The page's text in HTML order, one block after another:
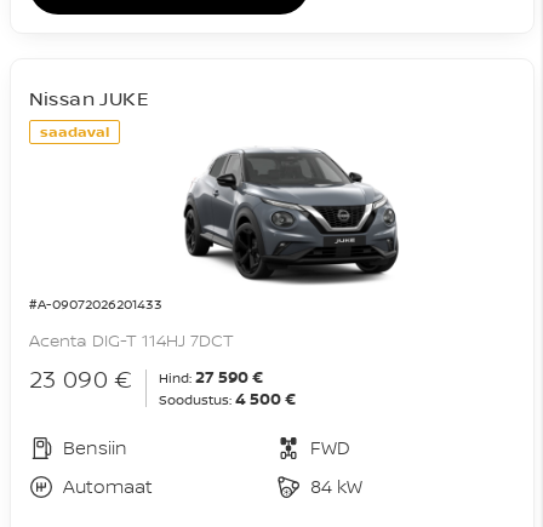
saadaval
#A-09072026201433
Nissan JUKE
Acenta DIG-T 114HJ 7DCT
23 090 € Hind: 27 590 €
Soodustus: 4 500 €
Bensiin
FWD
Automaat
84 kW